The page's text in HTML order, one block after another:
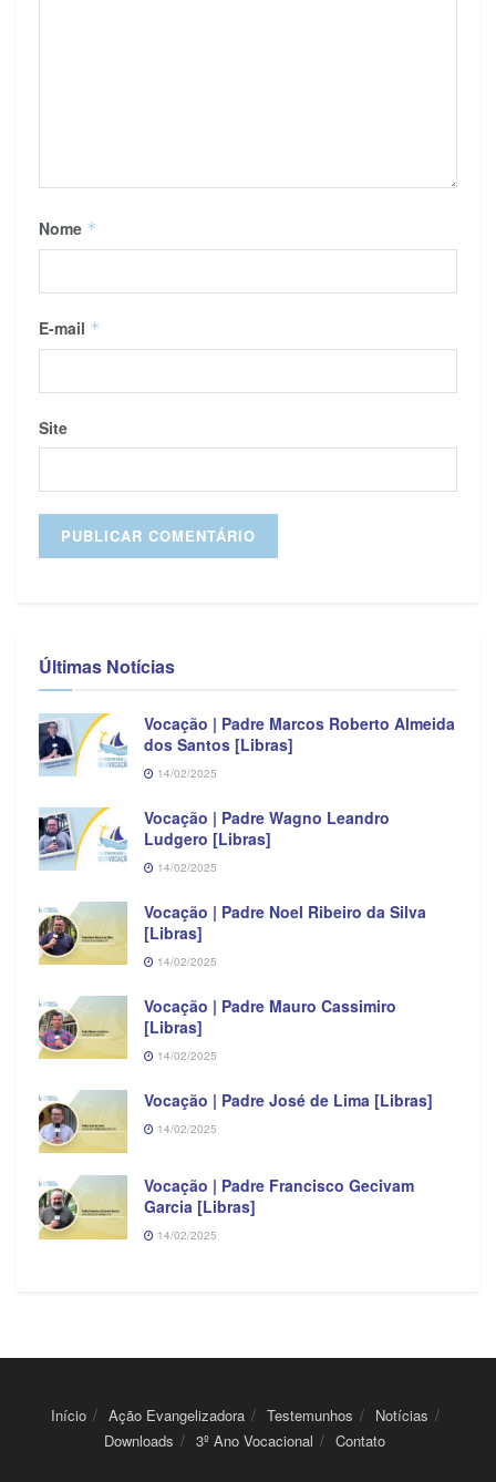
Nome *
E-mail *
Site
Últimas Notícias
Vocação | Padre Marcos Roberto Almeida
dos Santos [Libras]
14/02/2025
Vocação | Padre Wagno Leandro
Ludgero [Libras]
14/02/2025
Vocação | Padre Noel Ribeiro da Silva
[Libras]
14/02/2025
Vocação | Padre Mauro Cassimiro
[Libras]
14/02/2025
Vocação | Padre José de Lima [Libras]
14/02/2025
Vocação | Padre Francisco Gecivam
Garcia [Libras]
14/02/2025
Início Ação Evangelizadora Testemunhos
Notícias
Downloads
3º Ano Vocacional Contato